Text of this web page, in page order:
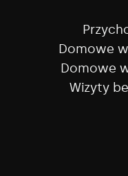
Domowe
Domowe
Wizyty